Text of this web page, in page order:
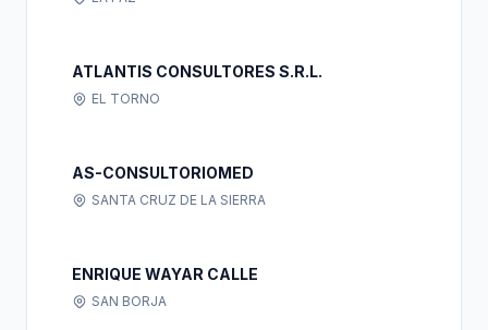
ATLANTIS CONSULTORES S.R.L.
EL TORNO
AS-CONSULTORIOMED
SANTA CRUZ DE LA SIERRA
ENRIQUE WAYAR CALLE
SAN BORJA